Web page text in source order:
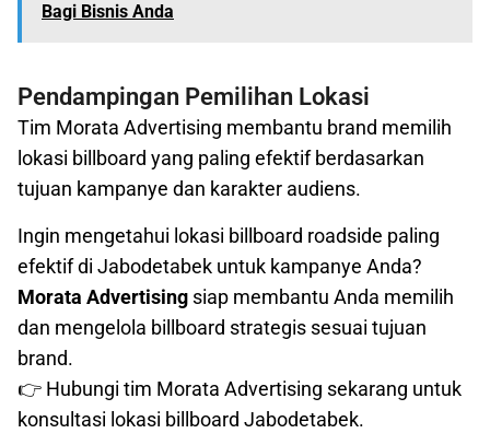
Bagi Bisnis Anda
Pendampingan Pemilihan Lokasi
Tim Morata Advertising membantu brand memilih
lokasi billboard yang paling efektif berdasarkan
tujuan kampanye dan karakter audiens.
Ingin mengetahui lokasi billboard roadside paling
efektif di Jabodetabek untuk kampanye Anda?
Morata Advertising siap membantu Anda memilih
dan mengelola billboard strategis sesuai tujuan
brand.
👉 Hubungi tim Morata Advertising sekarang untuk
konsultasi lokasi billboard Jabodetabek.